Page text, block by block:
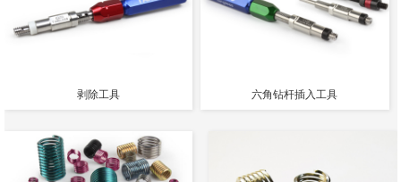
剥除工具 六角钻杆插入工具